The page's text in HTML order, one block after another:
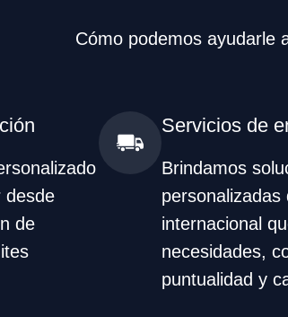
Cómo podemos ayudarle
desde
de
Servicios de
Brindamos
internacional
necesidades,
puntualidad y